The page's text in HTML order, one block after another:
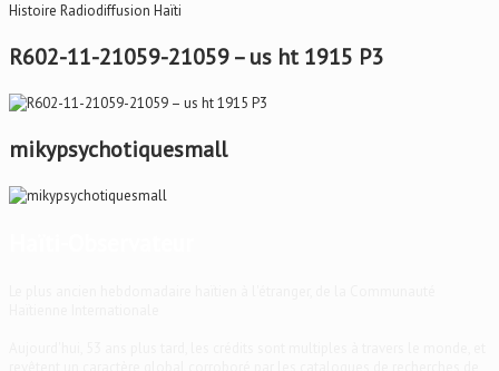
Histoire Radiodiffusion Haïti
R602-11-21059-21059 – us ht 1915 P3
mikypsychotiquesmall